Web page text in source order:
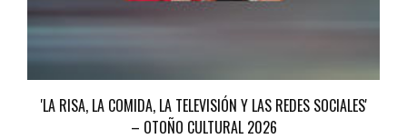
'LA RISA, LA COMIDA, LA TELEVISIÓN Y LAS REDES SOCIALES'
– OTOÑO CULTURAL 2026